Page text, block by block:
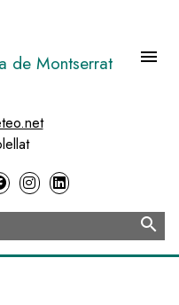
de Montserrat menu
search